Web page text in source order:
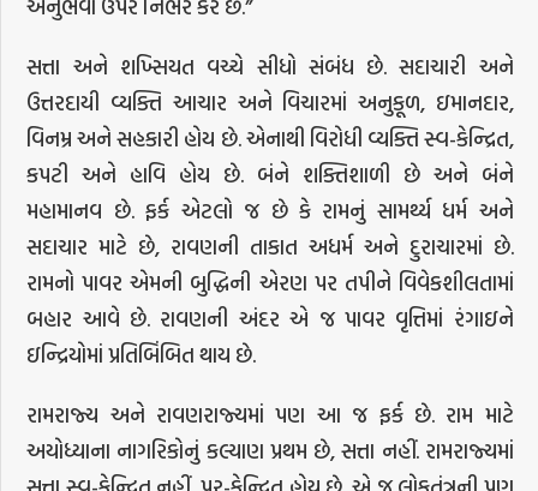
સત્તા અને શખ્સિયત વચ્ચે સીધો સંબંધ છે. સદાચારી અને
ઉત્તરદાયી વ્યક્તિ આચાર અને વિચારમાં અનુકૂળ, ઇમાનદાર,
વિનમ્ર અને સહકારી હોય છે. એનાથી વિરોધી વ્યક્તિ સ્વ-કેન્દ્રિત,
કપટી અને હાવિ હોય છે. બંને શક્તિશાળી છે અને બંને
મહામાનવ છે. ફર્ક એટલો જ છે કે રામનું સામર્થ્ય ધર્મ અને
સદાચાર માટે છે, રાવણની તાકાત અધર્મ અને દુરાચારમાં છે.
રામનો પાવર એમની બુદ્ધિની એરણ પર તપીને વિવેકશીલતામાં
બહાર આવે છે. રાવણની અંદર એ જ પાવર વૃત્તિમાં રંગાઇને
ઇન્દ્રિયોમાં પ્રતિબિંબિત થાય છે.
રામરાજ્ય અને રાવણરાજ્યમાં પણ આ જ ફર્ક છે. રામ માટે
અયોધ્યાના નાગરિકોનું કલ્યાણ પ્રથમ છે, સત્તા નહીં. રામરાજ્યમાં